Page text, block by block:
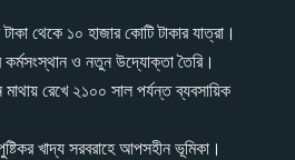
থেকে ১০ হাজার কোটি টাকার যাত্রা।
কর্মসংস্থান ও নতুন উদ্যোক্তা তৈরি।
মাথায় রেখে ২১০০ সাল পর্যন্ত ব্যবসায়িক
খাদ্য সরবরাহে আপসহীন ভূমিকা।